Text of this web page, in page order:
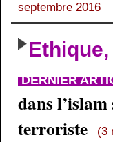
septembre 2016
DERNIER
dans
terroriste
(3